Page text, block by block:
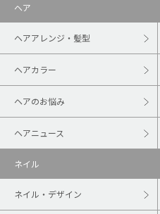
ヘア
ヘアアレンジ・髪型
ヘアカラー
ヘアのお悩み
ヘアニュース
ネイル
ネイル・デザイン